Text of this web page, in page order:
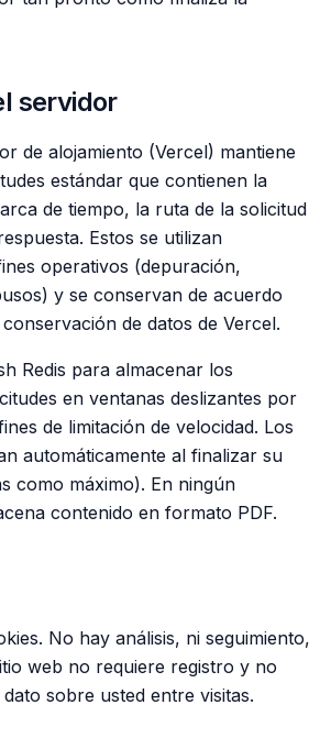
servidor
de alojamiento (Vercel) mantiene
estándar que contienen la
de tiempo, la ruta de la solicitud
Estos se utilizan
operativos (depuración,
y se conservan de acuerdo
de datos de Vercel.
Redis para almacenar los
en ventanas deslizantes por
de limitación de velocidad. Los
automáticamente al finalizar su
como máximo). En ningún
contenido en formato PDF.
No hay análisis, ni seguimiento,
web no requiere registro y no
sobre usted entre visitas.